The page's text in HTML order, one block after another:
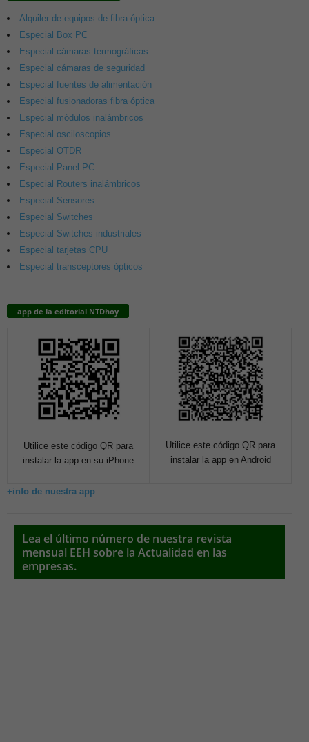
Alquiler de equipos de fibra óptica
Especial Box PC
Especial cámaras termográficas
Especial cámaras de seguridad
Especial fuentes de alimentación
Especial fusionadoras fibra óptica
Especial módulos inalámbricos
Especial osciloscopios
Especial OTDR
Especial Panel PC
Especial Routers inalámbricos
Especial Sensores
Especial Switches
Especial Switches industriales
Especial tarjetas CPU
Especial transceptores ópticos
app de la editorial NTDhoy
Utilice este código QR para
instalar la app en su iPhone
Utilice este código QR para
instalar la app en Android
+info de nuestra app
Lea el último número de nuestra revista
mensual EEH sobre la Actualidad en las
empresas.